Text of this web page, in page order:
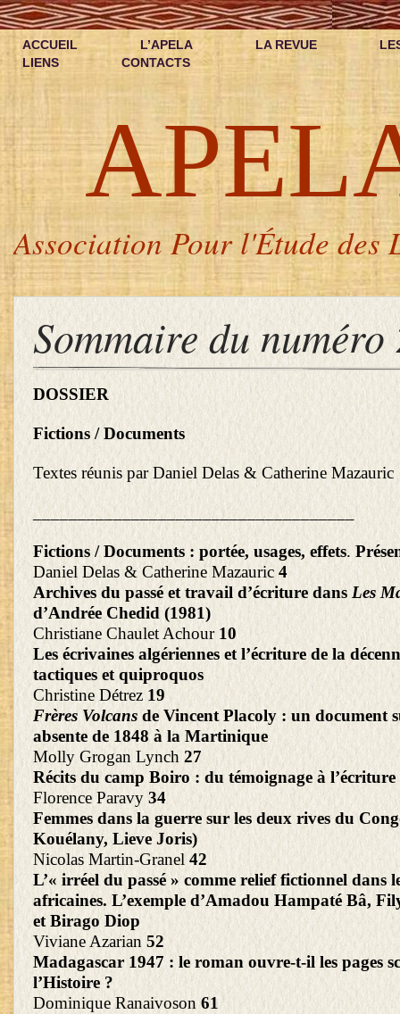
ACCUEIL L’APELA LA REVUE
LIENS
CONTACTS
Association Pour l'Étude des
Sommaire du numéro
DOSSIER
Fictions / Documents
Textes réunis par Daniel Delas & Catherine Mazauric
Fictions / Documents : portée, usages, effets.
Daniel Delas & Catherine Mazauric 4
Archives du passé et travail d’écriture dansLes
d’Andrée Chedid (1981)
Christiane Chaulet Achour 10
Les écrivaines algériennes et l’écriture de la
tactiques et quiproquos
Christine Détrez 19
Frères Volcans de Vincent Placoly : un document
absente de 1848 à la Martinique
Molly Grogan Lynch 27
Récits du camp Boiro : du témoignage à l’écriture
Florence Paravy 34
Femmes dans la guerre sur les deux rives du
Kouélany, Lieve Joris)
Nicolas Martin-Granel 42
L’« irréel du passé » comme relief fictionnel dans
africaines. L’exemple d’Amadou Hampaté Bâ,
et Birago Diop
Viviane Azarian 52
Madagascar 1947 : le roman ouvre-t-il les pages
l’Histoire ?
Dominique Ranaivoson 61